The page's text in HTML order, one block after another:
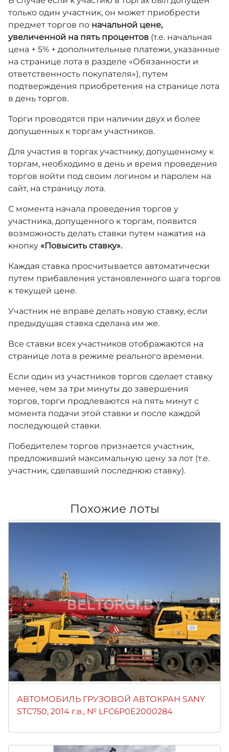
только один участник, он может приобрести
предмет торгов по начальной цене,
увеличенной на пять процентов (т.е. начальная
цена + 5% + дополнительные платежи, указанные
на странице лота в разделе «Обязанности и
ответственность покупателя»), путем
подтверждения приобретения на странице лота
в день торгов.
Торги проводятся при наличии двух и более
допущенных к торгам участников.
Для участия в торгах участнику, допущенному к
торгам, необходимо в день и время проведения
торгов войти под своим логином и паролем на
сайт, на страницу лота.
С момента начала проведения торгов у
участника, допущенного к торгам, появится
возможность делать ставки путем нажатия на
кнопку «Повысить ставку».
Каждая ставка просчитывается автоматически
путем прибавления установленного шага торгов
к текущей цене.
Участник не вправе делать новую ставку, если
предыдущая ставка сделана им же.
Все ставки всех участников отображаются на
странице лота в режиме реального времени.
Если один из участников торгов сделает ставку
менее, чем за три минуты до завершения
торгов, торги продлеваются на пять минут с
момента подачи этой ставки и после каждой
последующей ставки.
Победителем торгов признается участник,
предложивший максимальную цену за лот (т.е.
участник, сделавший последнюю ставку).
Похожие лоты
АВТОМОБИЛЬ ГРУЗОВОЙ АВТОКРАН SANY
STC750, 2014 г.в., № LFC6P0E2000284